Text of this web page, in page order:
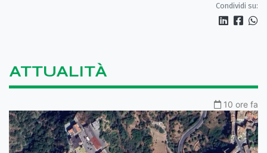
Condividi su:
ATTUALITÀ
10 ore fa